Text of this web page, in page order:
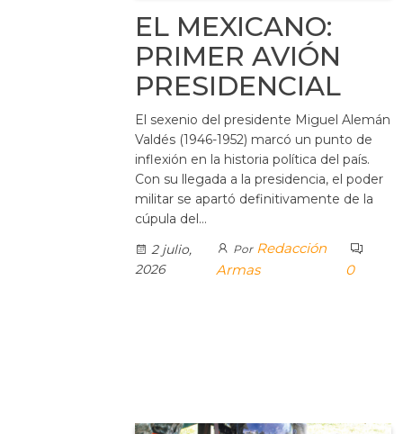
EL MEXICANO:
PRIMER AVIÓN
PRESIDENCIAL
El sexenio del presidente Miguel Alemán
Valdés (1946-1952) marcó un punto de
inflexión en la historia política del país.
Con su llegada a la presidencia, el poder
militar se apartó definitivamente de la
cúpula del…
2 julio,
2026
Por Redacción
Armas
0